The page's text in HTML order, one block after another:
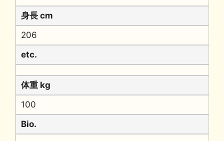
身長 cm
206
etc.
体重 kg
100
Bio.